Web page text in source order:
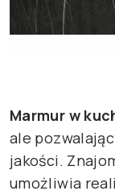
Marmur w
ale
jakości.
umożliwia